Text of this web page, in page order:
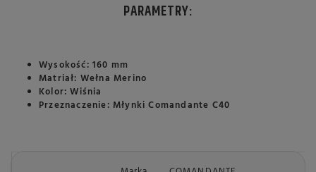
PARAMETRY:
Wysokość: 160 mm
Matriał: Wełna Merino
Kolor: Wiśnia
Przeznaczenie: Młynki Comandante C40